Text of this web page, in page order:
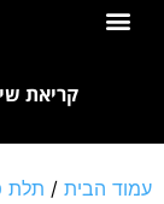
לתוכן
קריאת
עמוד הבית / תלת